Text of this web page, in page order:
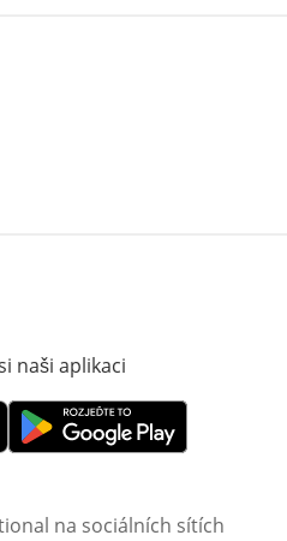
naši aplikaci
Otevře v novém okně
na sociálních sítích